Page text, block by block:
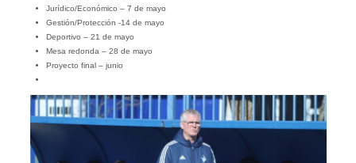
Jurídico/Económico – 7 de mayo
Gestión/Protección -14 de mayo
Deportivo – 21 de mayo
Mesa redonda – 28 de mayo
Proyecto final – junio